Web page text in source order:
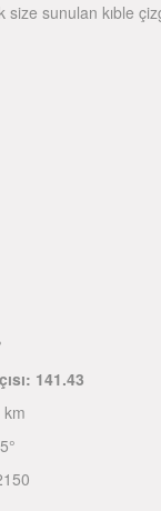
size sunulan kıble
141.43